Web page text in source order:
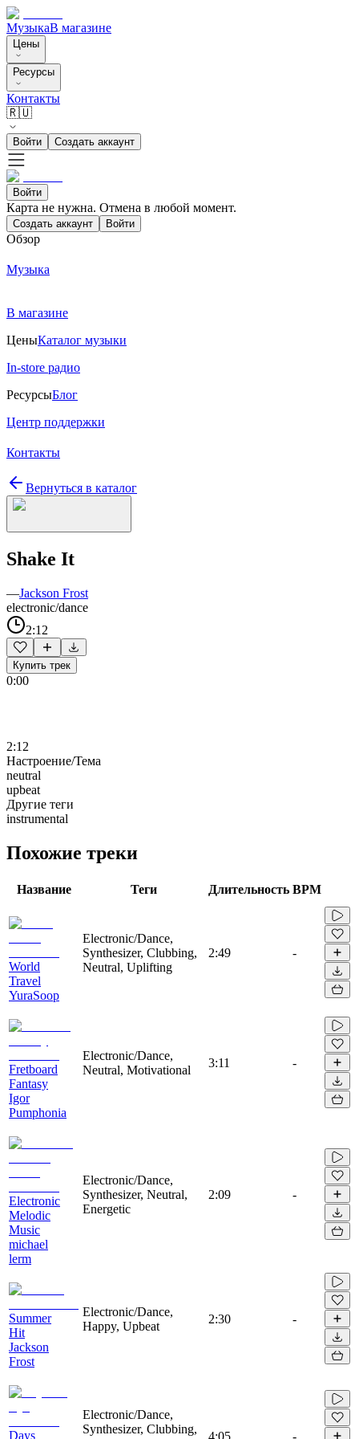
МузыкаВ магазине
Цены
Ресурсы
Контакты
🇷🇺
Войти Создать аккаунт
Войти
Карта не нужна. Отмена в любой момент.
Создать аккаунт Войти
Обзор
Музыка
В магазине
ЦеныКаталог музыки
In-store радио
РесурсыБлог
Центр поддержки
Контакты
Вернуться в каталог
Shake It
—Jackson Frost
electronic/dance
2:12
Купить трек
0:00
2:12
Настроение/Тема
neutral
upbeat
Другие теги
instrumental
Похожие треки
Название Теги Длительность BPM
World
Travel
YuraSoop
Electronic/Dance,
Synthesizer, Clubbing,
Neutral, Uplifting
2:49 -
Fretboard
Fantasy
Igor
Pumphonia
Electronic/Dance,
Neutral, Motivational
3:11 -
Electronic
Melodic
Music
michael
lerm
Electronic/Dance,
Synthesizer, Neutral,
Energetic
2:09 -
Summer
Hit
Jackson
Frost
Electronic/Dance,
Happy, Upbeat
2:30 -
Days
Electronic/Dance,
Synthesizer, Clubbing,
4:05 -